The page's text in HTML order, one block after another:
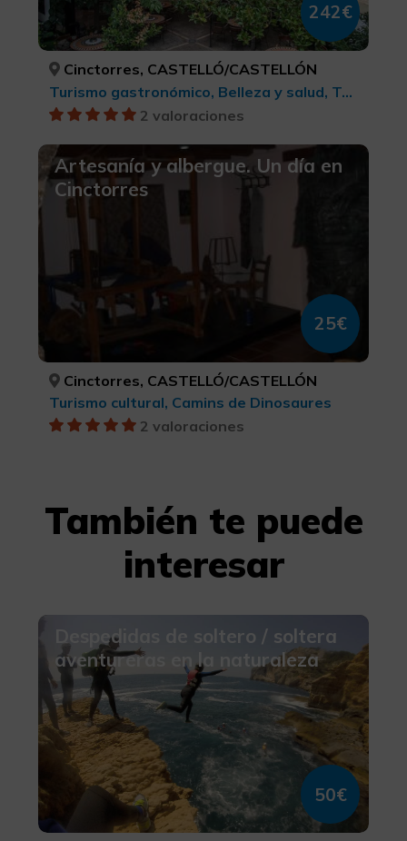
242€
Cinctorres, CASTELLÓ/CASTELLÓN
Turismo gastronómico, Belleza y salud, Turismo cultural
2 valoraciones
Artesanía y albergue. Un día en
Cinctorres
25€
Cinctorres, CASTELLÓ/CASTELLÓN
Turismo cultural, Camins de Dinosaures
2 valoraciones
También te puede
interesar
Despedidas de soltero / soltera
aventureras en la naturaleza
50€